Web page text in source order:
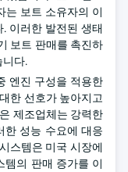
는 보트 소유자의 이
이러한 발전된 생태
보트 판매를 촉진하
니다.
엔진 구성을 적용한
한 선호가 높아지고
제조업체는 강력한
한 성능 수요에 대응
스템은 미국 시장에
템의 판매 증가를 이